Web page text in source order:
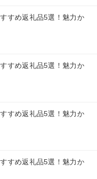
すめ返礼品5選！魅力か
すめ返礼品5選！魅力か
すめ返礼品5選！魅力か
すめ返礼品5選！魅力か